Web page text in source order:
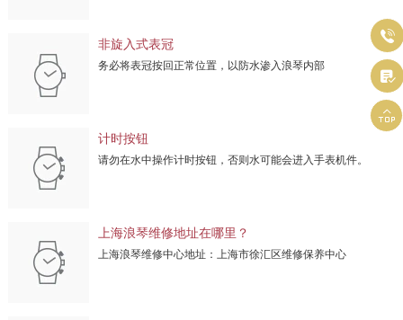
非旋入式表冠
务必将表冠按回正常位置，以防水渗入浪琴内部
计时按钮
请勿在水中操作计时按钮，否则水可能会进入手表机件。
上海浪琴维修地址在哪里？
上海浪琴维修中心地址：上海市徐汇区维修保养中心


